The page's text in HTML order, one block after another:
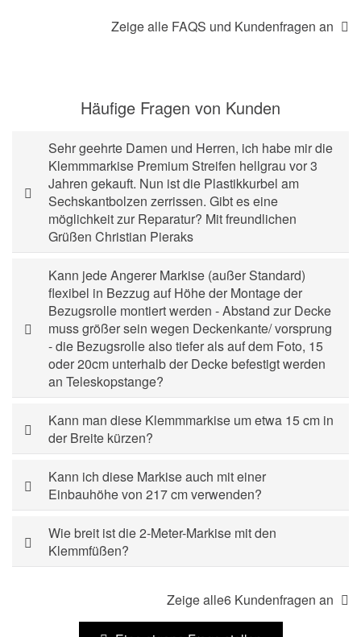
Zeige alle FAQS und Kundenfragen an
Häufige Fragen von Kunden
Sehr geehrte Damen und Herren, ich habe mir die
Klemmmarkise Premium Streifen hellgrau vor 3
Jahren gekauft. Nun ist die Plastikkurbel am
Sechskantbolzen zerrissen. Gibt es eine
möglichkeit zur Reparatur? Mit freundlichen
Grüßen Christian Pieraks
Kann jede Angerer Markise (außer Standard)
flexibel in Bezzug auf Höhe der Montage der
Bezugsrolle montiert werden - Abstand zur Decke
muss größer sein wegen Deckenkante/ vorsprung
- die Bezugsrolle also tiefer als auf dem Foto, 15
oder 20cm unterhalb der Decke befestigt werden
an Teleskopstange?
Kann man diese Klemmmarkise um etwa 15 cm in
der Breite kürzen?
Kann ich diese Markise auch mit einer
Einbauhöhe von 217 cm verwenden?
Wie breit ist die 2-Meter-Markise mit den
Klemmfüßen?
Zeige alle6 Kundenfragen an